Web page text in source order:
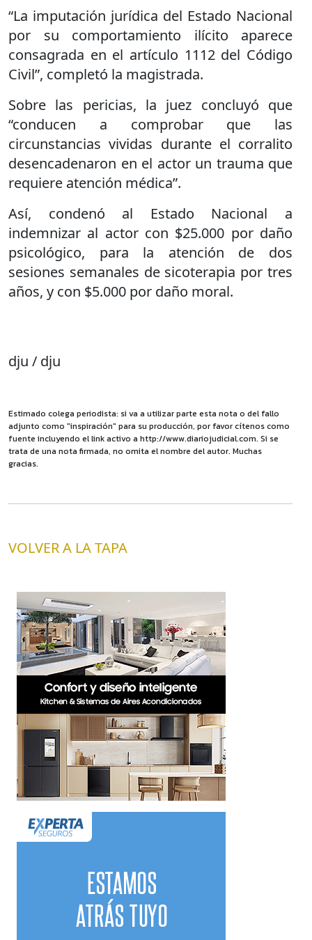
“La imputación jurídica del Estado Nacional
por su comportamiento ilícito aparece
consagrada en el artículo 1112 del Código
Civil”, completó la magistrada.
Sobre las pericias, la juez concluyó que
“conducen a comprobar que las
circunstancias vividas durante el corralito
desencadenaron en el actor un trauma que
requiere atención médica”.
Así, condenó al Estado Nacional a
indemnizar al actor con $25.000 por daño
psicológico, para la atención de dos
sesiones semanales de sicoterapia por tres
años, y con $5.000 por daño moral.
dju / dju
Estimado colega periodista: si va a utilizar parte esta nota o del fallo
adjunto como "inspiración" para su producción, por favor cítenos como
fuente incluyendo el link activo a http://www.diariojudicial.com. Si se
trata de una nota firmada, no omita el nombre del autor. Muchas
gracias.
VOLVER A LA TAPA